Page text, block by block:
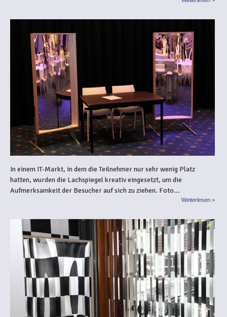
In einem IT-Markt, in dem die Teilnehmer nur sehr wenig Platz
hatten, wurden die Lachspiegel kreativ eingesetzt, um die
Aufmerksamkeit der Besucher auf sich zu ziehen. Foto...
Weiterlesen >